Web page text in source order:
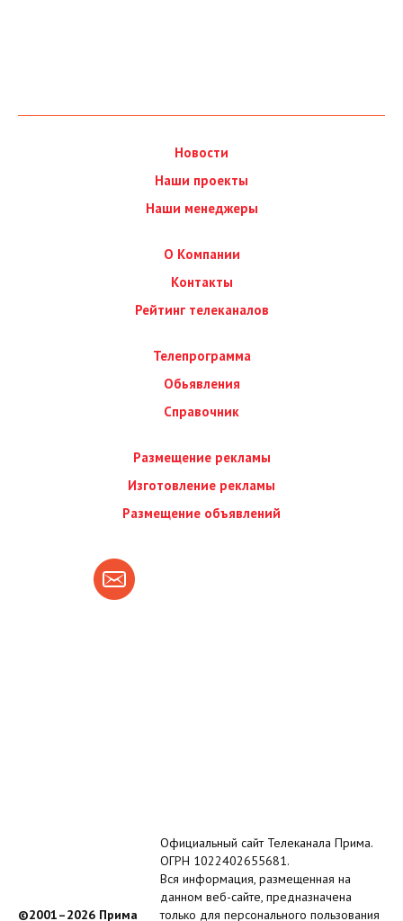
Новости
Наши проекты
Наши менеджеры
О Компании
Контакты
Рейтинг телеканалов
Телепрограмма
Обьявления
Справочник
Размещение рекламы
Изготовление рекламы
Размещение объявлений
©2001–2026 Прима
Официальный сайт Телеканала Прима.
ОГРН 1022402655681.
Вся информация, размещенная на
данном веб-сайте, предназначена
только для персонального пользования